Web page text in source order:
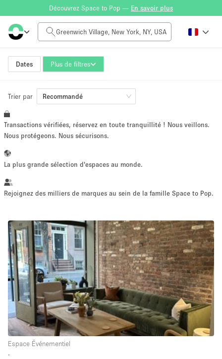
Découvrez Space to Pop — En savoir plus
Dates Plus de filtres
Tarif à la journée
$0
Taille de l'espace
~ 13 personnes
Vente au
détail
Showroom Événement Art Alimentation
Séance de
photo
Conférence Réunion Bureaux
Local
Commercial
Partagé
Type de l'espace
Trier par Recommandé
Transactions vérifiées, réservez en toute tranquillité ! Nous veillons.
Nous protégeons. Nous sécurisons.
La plus grande sélection d'espaces au monde.
Rejoignez des milliers de marques au sein de la famille Space to Pop.
Espace Événementiel
∙